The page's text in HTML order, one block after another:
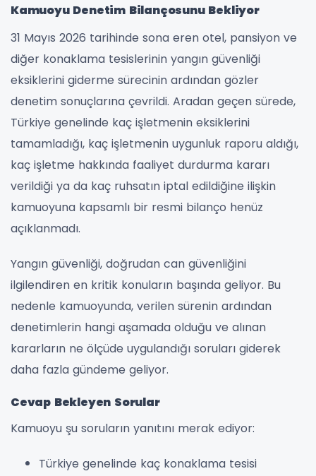
Kamuoyu Denetim Bilançosunu Bekliyor
31 Mayıs 2026 tarihinde sona eren otel, pansiyon ve
diğer konaklama tesislerinin yangın güvenliği
eksiklerini giderme sürecinin ardından gözler
denetim sonuçlarına çevrildi. Aradan geçen sürede,
Türkiye genelinde kaç işletmenin eksiklerini
tamamladığı, kaç işletmenin uygunluk raporu aldığı,
kaç işletme hakkında faaliyet durdurma kararı
verildiği ya da kaç ruhsatın iptal edildiğine ilişkin
kamuoyuna kapsamlı bir resmi bilanço henüz
açıklanmadı.
Yangın güvenliği, doğrudan can güvenliğini
ilgilendiren en kritik konuların başında geliyor. Bu
nedenle kamuoyunda, verilen sürenin ardından
denetimlerin hangi aşamada olduğu ve alınan
kararların ne ölçüde uygulandığı soruları giderek
daha fazla gündeme geliyor.
Cevap Bekleyen Sorular
Kamuoyu şu soruların yanıtını merak ediyor:
Türkiye genelinde kaç konaklama tesisi